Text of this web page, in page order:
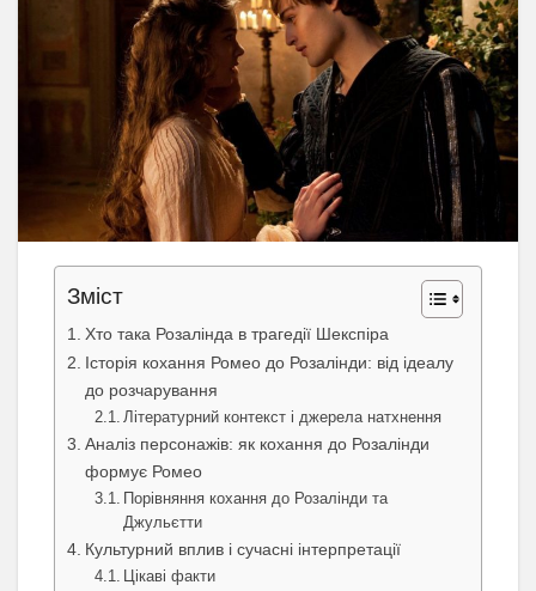
Зміст
Хто така Розалінда в трагедії Шекспіра
Історія кохання Ромео до Розалінди: від ідеалу
до розчарування
Літературний контекст і джерела натхнення
Аналіз персонажів: як кохання до Розалінди
формує Ромео
Порівняння кохання до Розалінди та
Джульєтти
Культурний вплив і сучасні інтерпретації
Цікаві факти